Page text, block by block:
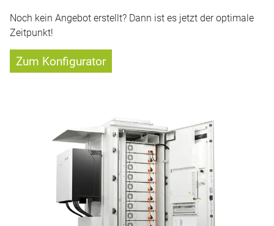
Noch kein Angebot erstellt? Dann ist es jetzt der optimale
Zeitpunkt!
Zum Konfigurator